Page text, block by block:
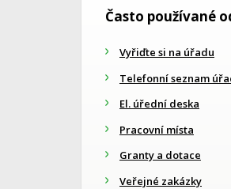
Často používané
Vyřiďte si na úřadu
Telefonní seznam
El. úřední deska
Pracovní místa
Granty a dotace
Veřejné zakázky